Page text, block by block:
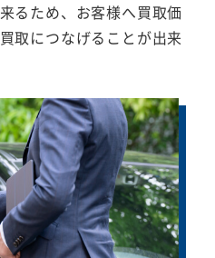
るため、お客様へ買取価
取につなげることが出来